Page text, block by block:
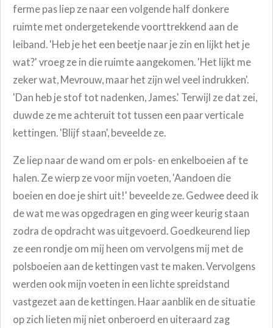
ferme pas liep ze naar een volgende half donkere
ruimte met ondergetekende voorttrekkend aan de
leiband. 'Heb je het een beetje naar je zin en lijkt het je
wat?' vroeg ze in die ruimte aangekomen. 'Het lijkt me
zeker wat, Mevrouw, maar het zijn wel veel indrukken'.
'Dan heb je stof tot nadenken, James.' Terwijl ze dat zei,
duwde ze me achteruit tot tussen een paar verticale
kettingen. 'Blijf staan', beveelde ze.
Ze liep naar de wand om er pols- en enkelboeien af te
halen. Ze wierp ze voor mijn voeten, 'Aandoen die
boeien en doe je shirt uit!' beveelde ze. Gedwee deed ik
de wat me was opgedragen en ging weer keurig staan
zodra de opdracht was uitgevoerd. Goedkeurend liep
ze een rondje om mij heen om vervolgens mij met de
polsboeien aan de kettingen vast te maken. Vervolgens
werden ook mijn voeten in een lichte spreidstand
vastgezet aan de kettingen. Haar aanblik en de situatie
op zich lieten mij niet onberoerd en uiteraard zag